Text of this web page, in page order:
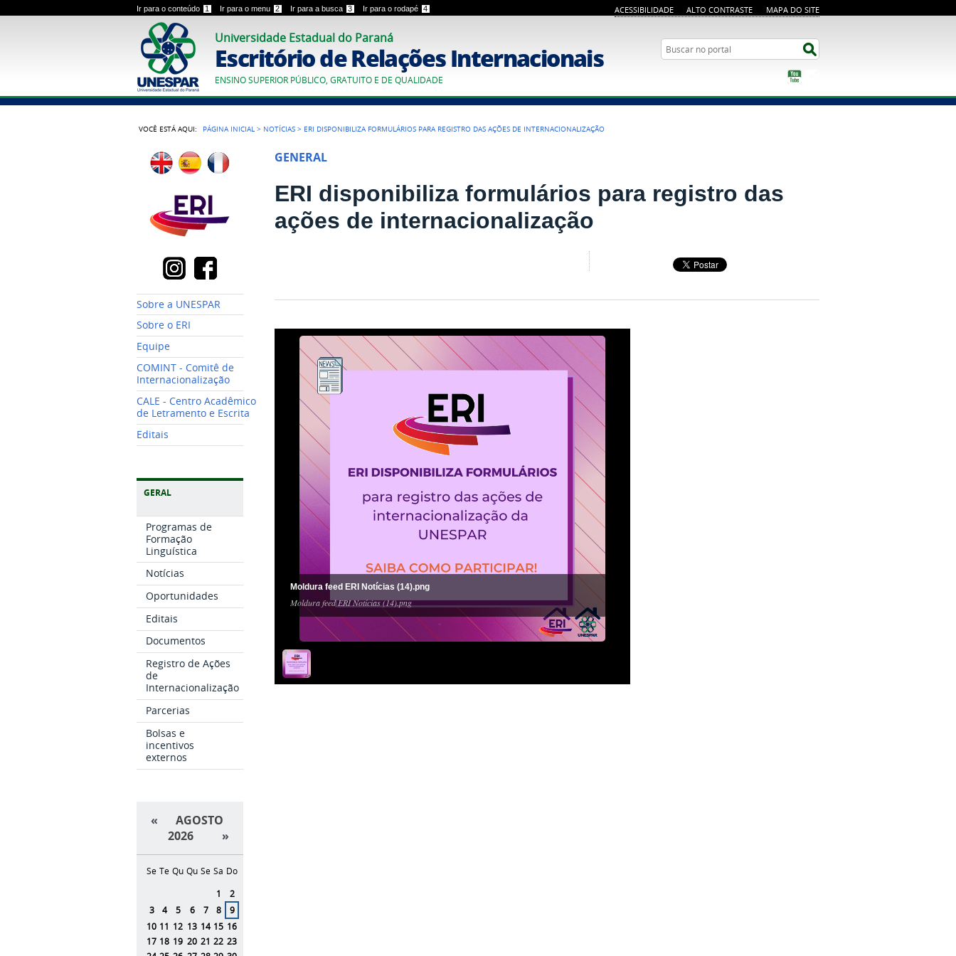
Ir para o conteúdo 1 Ir para o menu 2 Ir para a busca 3 Ir para o rodapé 4 ACESSIBILIDADE ALTO CONTRASTE MAPA DO SITE
Universidade Estadual do Paraná
Escritório de Relações Internacionais
ENSINO SUPERIOR PÚBLICO, GRATUITO E DE QUALIDADE
Busca
VOCÊ ESTÁ AQUI: PÁGINA INICIAL > NOTÍCIAS > ERI DISPONIBILIZA FORMULÁRIOS PARA REGISTRO DAS AÇÕES DE INTERNACIONALIZAÇÃO
Sobre a UNESPAR
Sobre o ERI
Equipe
COMINT - Comitê de
Internacionalização
CALE - Centro Acadêmico
de Letramento e Escrita
Editais
GERAL
Programas de
Formação
Linguística
Notícias
Oportunidades
Editais
Documentos
Registro de Ações
de
Internacionalização
Parcerias
Bolsas e
incentivos
externos
«
AGOSTO
2026
»
Se Te Qu Qu Se Sa Do
1
2
3
4 5 6 7 8
9
10 11 12 13 14 15 16
17 18 19 20 21 22 23
GENERAL
ERI disponibiliza formulários para registro das
ações de internacionalização
Moldura feed ERI Notícias (14).png
Moldura feed ERI Notícias (14).png